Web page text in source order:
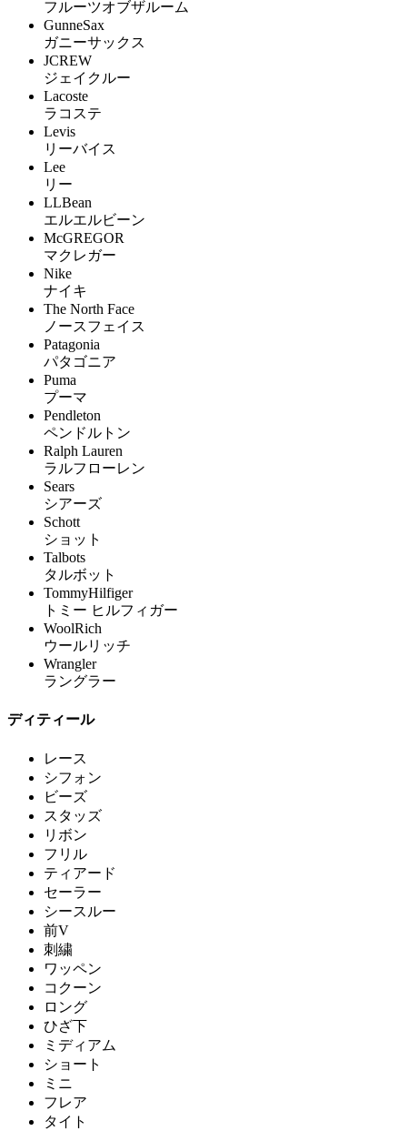
フルーツオブザルーム
GunneSax
ガニーサックス
JCREW
ジェイクルー
Lacoste
ラコステ
Levis
リーバイス
Lee
リー
LLBean
エルエルビーン
McGREGOR
マクレガー
Nike
ナイキ
The North Face
ノースフェイス
Patagonia
パタゴニア
Puma
プーマ
Pendleton
ペンドルトン
Ralph Lauren
ラルフローレン
Sears
シアーズ
Schott
ショット
Talbots
タルボット
TommyHilfiger
トミー ヒルフィガー
WoolRich
ウールリッチ
Wrangler
ラングラー
ディティール
レース
シフォン
ビーズ
スタッズ
リボン
フリル
ティアード
セーラー
シースルー
前V
刺繍
ワッペン
コクーン
ロング
ひざ下
ミディアム
ショート
ミニ
フレア
タイト